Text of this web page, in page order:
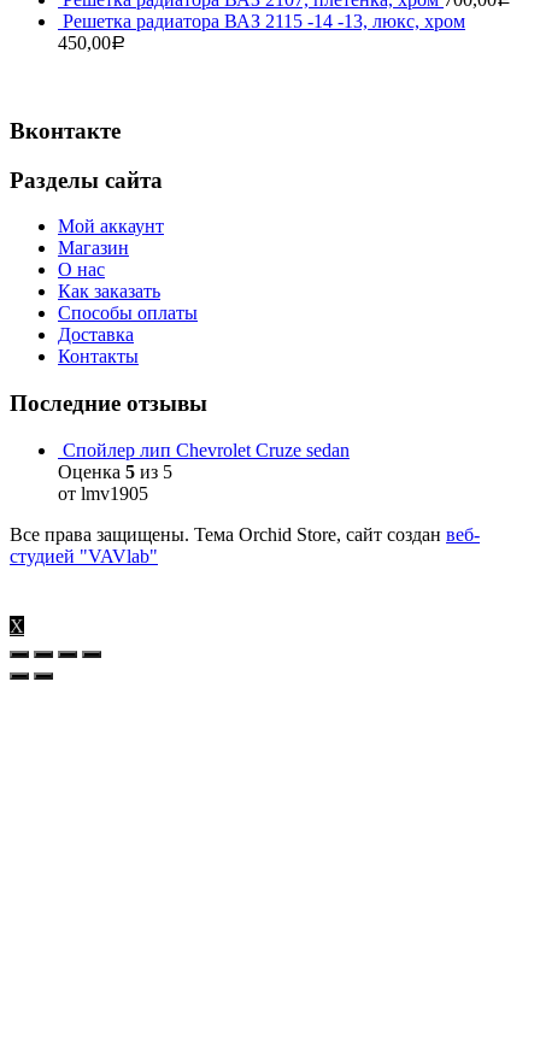
Решетка радиатора ВАЗ 2115 -14 -13, люкс, хром
450,00Р
Вконтакте
Разделы сайта
Мой аккаунт
Магазин
О нас
Как заказать
Способы оплаты
Доставка
Контакты
Последние отзывы
Спойлер лип Chevrolet Cruze sedan
Оценка 5 из 5
от lmv1905
Все права защищены. Тема Orchid Store, сайт создан веб-
студией "VAVlab"
X